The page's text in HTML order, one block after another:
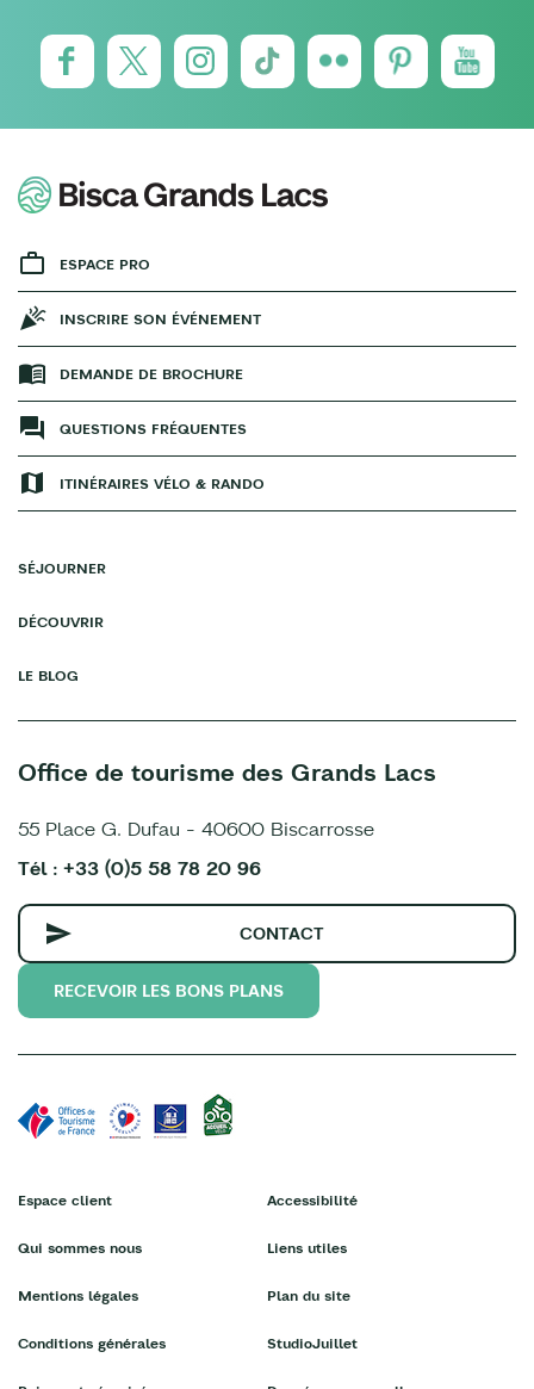
ESPACE PRO
INSCRIRE SON ÉVÉNEMENT
DEMANDE DE BROCHURE
QUESTIONS FRÉQUENTES
ITINÉRAIRES VÉLO & RANDO
SÉJOURNER
DÉCOUVRIR
LE BLOG
Office de tourisme des Grands Lacs
55 Place G. Dufau - 40600 Biscarrosse
Tél : +33 (0)5 58 78 20 96
CONTACT
RECEVOIR LES BONS PLANS
Espace client
Qui sommes nous
Mentions légales
Conditions générales
Accessibilité
Liens utiles
Plan du site
StudioJuillet